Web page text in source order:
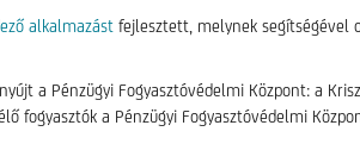
alkalmazást fejlesztett, melynek segítségével
a Pénzügyi Fogyasztóvédelmi Központ: a
fogyasztók a Pénzügyi Fogyasztóvédelmi